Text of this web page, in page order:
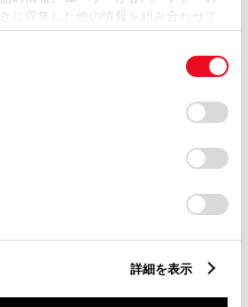
に収集した他の情報を組み合わせて
。当ウェブサイトの使用を続行する
クッキー)が保存されることに同
Cookie(クッキー)のオプトアウト、
したりするにあたっては、当社の
報の取り扱いについて
」をご覧くだ
詳細を表示
と
カッター）
ログ・スペ